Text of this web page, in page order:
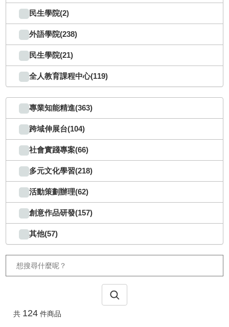
民生學院(2)
外語學院(238)
民生學院(21)
全人教育課程中心(119)
專業知能精進(363)
跨域伸展台(104)
社會實踐專案(66)
多元文化學習(218)
活動策劃辦理(62)
創意作品研發(157)
其他(57)
共 124 件商品